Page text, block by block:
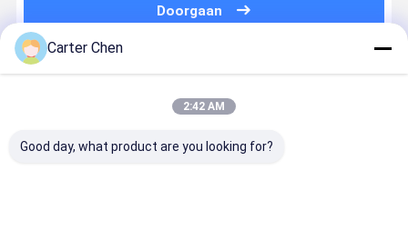
Doorgaan
Geadviseerde Producten
Carter Chen
2:42 AM
Good day, what product are you looking for?